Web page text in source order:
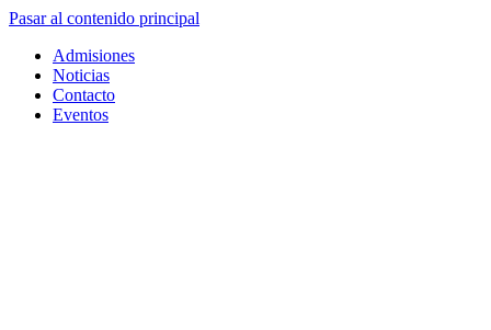
Pasar al contenido principal
Admisiones
Noticias
Contacto
Eventos